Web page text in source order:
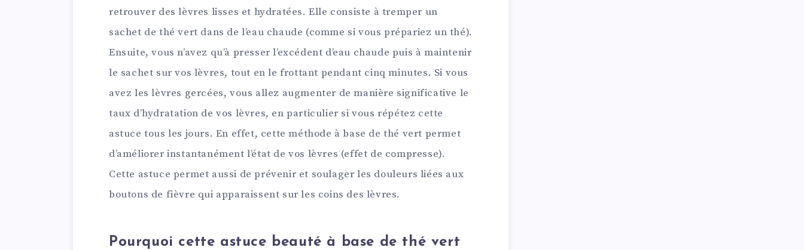
retrouver des lèvres lisses et hydratées. Elle consiste à tremper un
sachet de thé vert dans de l’eau chaude (comme si vous prépariez un thé).
Ensuite, vous n’avez qu’à presser l’excédent d’eau chaude puis à maintenir
le sachet sur vos lèvres, tout en le frottant pendant cinq minutes. Si vous
avez les lèvres gercées, vous allez augmenter de manière significative le
taux d’hydratation de vos lèvres, en particulier si vous répétez cette
astuce tous les jours. En effet, cette méthode à base de thé vert permet
d’améliorer instantanément l’état de vos lèvres (effet de compresse).
Cette astuce permet aussi de prévenir et soulager les douleurs liées aux
boutons de fièvre qui apparaissent sur les coins des lèvres.
Pourquoi cette astuce beauté à base de thé vert